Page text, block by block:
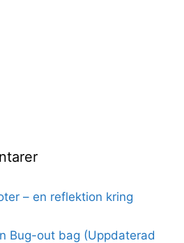
– en reflektion kring
Bug-out bag (Uppdaterad